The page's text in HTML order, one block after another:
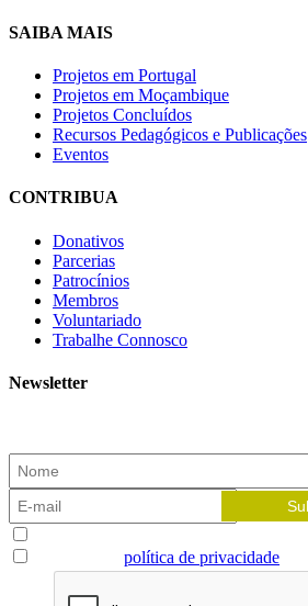
SAIBA MAIS
Projetos em Portugal
Projetos em Moçambique
Projetos Concluídos
Recursos Pedagógicos e Publicações
Eventos
CONTRIBUA
Donativos
Parcerias
Patrocínios
Membros
Voluntariado
Trabalhe Connosco
Newsletter
política de privacidade